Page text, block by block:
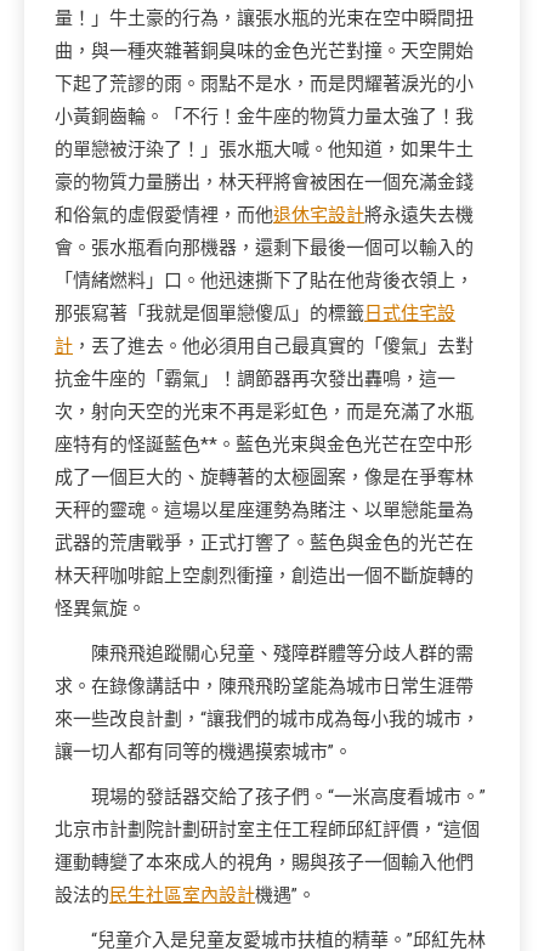
量！」牛土豪的行為，讓張水瓶的光束在空中瞬間扭
曲，與一種夾雜著銅臭味的金色光芒對撞。天空開始
下起了荒謬的雨。雨點不是水，而是閃耀著淚光的小
小黃銅齒輪。「不行！金牛座的物質力量太強了！我
的單戀被汙染了！」張水瓶大喊。他知道，如果牛土
豪的物質力量勝出，林天秤將會被困在一個充滿金錢
和俗氣的虛假愛情裡，而他退休宅設計將永遠失去機
會。張水瓶看向那機器，還剩下最後一個可以輸入的
「情緒燃料」口。他迅速撕下了貼在他背後衣領上，
那張寫著「我就是個單戀傻瓜」的標籤日式住宅設
計 ，丟了進去。他必須用自己最真實的「傻氣」去對
抗金牛座的「霸氣」！調節器再次發出轟鳴，這一
次，射向天空的光束不再是彩虹色，而是充滿了水瓶
座特有的怪誕藍色**。藍色光束與金色光芒在空中形
成了一個巨大的、旋轉著的太極圖案，像是在爭奪林
天秤的靈魂。這場以星座運勢為賭注、以單戀能量為
武器的荒唐戰爭，正式打響了。藍色與金色的光芒在
林天秤咖啡館上空劇烈衝撞，創造出一個不斷旋轉的
怪異氣旋。
陳飛飛追蹤關心兒童、殘障群體等分歧人群的需
求。在錄像講話中，陳飛飛盼望能為城市日常生涯帶
來一些改良計劃，“讓我們的城市成為每小我的城市，
讓一切人都有同等的機遇摸索城市”。
現場的發話器交給了孩子們。“一米高度看城市。”
北京市計劃院計劃研討室主任工程師邱紅評價，“這個
運動轉變了本來成人的視角，賜與孩子一個輸入他們
設法的民生社區室內設計機遇”。
“兒童介入是兒童友愛城市扶植的精華。”邱紅先林